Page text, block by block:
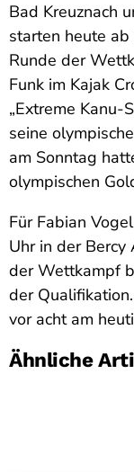
Bad Kreuznach
starten heute
Runde der
Funk im Kajak
„Extreme Kanu-
seine
am Sonntag
olympischen
Für Fabian
Uhr in der Bercy
der Wettkampf
der
vor acht am
Ähnliche